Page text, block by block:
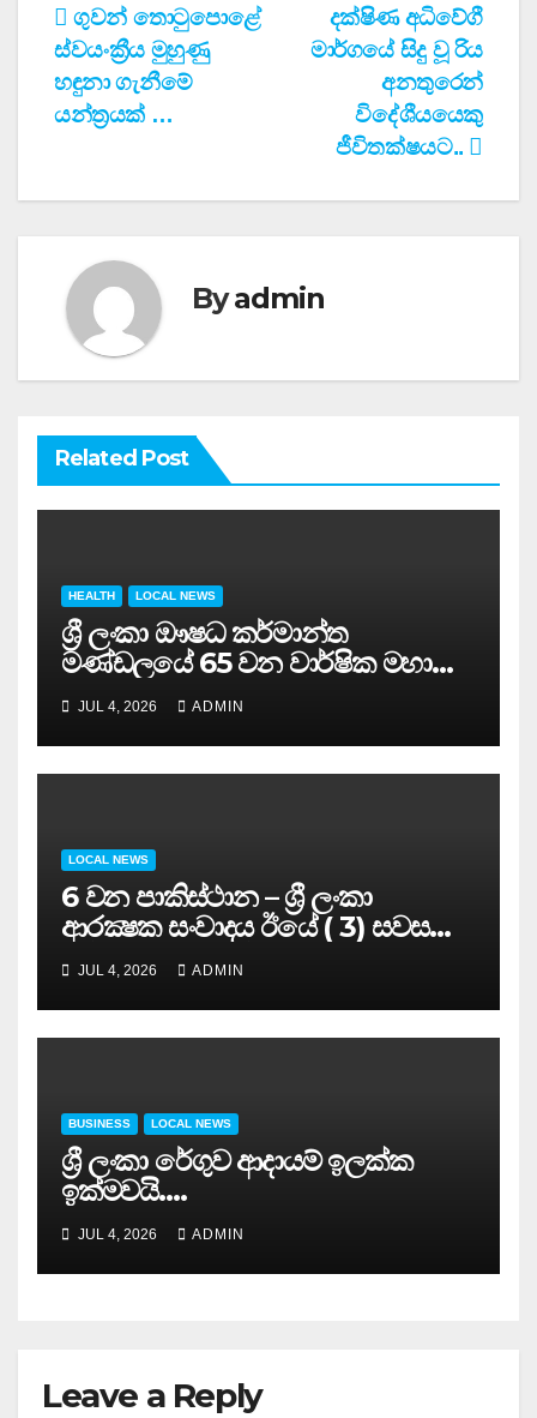
Post
navigation
දක්ෂිණ අධිවේගී
මාර්ගයේ සිදු වූ රිය
අනතුරෙන්
විදේශීයයෙකු
ජීවිතක්ෂයට..
ගුවන් තොටුපොළේ
ස්වයංක්‍රීය මුහුණු
හඳුනා ගැනීමේ
යන්ත්‍රයක් …
Byadmin
Related Post
HEALTH LOCAL NEWS
ශ්‍රී ලංකා ඖෂධ කර්මාන්ත
මණ්ඩලයේ 65 වන වාර්ෂික මහා
සමුළුව සෞඛ්‍ය නියෝජ්‍ය
අමාත්‍යවරයාගේ ප්‍රධානත්වයෙන්……
JUL 4, 2026 ADMIN
LOCAL NEWS
6 වන පාකිස්ථාන – ශ්‍රී ලංකා
ආරක්‍ෂක සංවාදය ඊයේ ( 3) සවස
සාර්ථකව අවසන් කරයි..
JUL 4, 2026 ADMIN
BUSINESS LOCAL NEWS
ශ්‍රී ලංකා රේගුව ආදායම් ඉලක්ක
ඉක්මවයි….
JUL 4, 2026 ADMIN
Leave a Reply